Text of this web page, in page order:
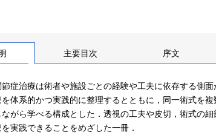
主要目次 序文
症治療は術者や施設ごとの経験や工夫に依存する側
体系的かつ実践的に整理するとともに，同一術式を
ながら学べる構成とした．透視の工夫や皮切，術式の
実践できることをめざした一冊．